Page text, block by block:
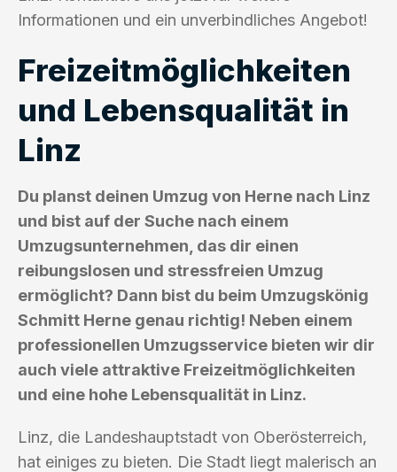
Informationen und ein unverbindliches Angebot!
Freizeitmöglichkeiten
und Lebensqualität in
Linz
Du planst deinen Umzug von Herne nach Linz
und bist auf der Suche nach einem
Umzugsunternehmen, das dir einen
reibungslosen und stressfreien Umzug
ermöglicht? Dann bist du beim Umzugskönig
Schmitt Herne genau richtig! Neben einem
professionellen Umzugsservice bieten wir dir
auch viele attraktive Freizeitmöglichkeiten
und eine hohe Lebensqualität in Linz.
Linz, die Landeshauptstadt von Oberösterreich,
hat einiges zu bieten. Die Stadt liegt malerisch an